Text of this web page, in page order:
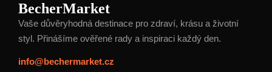
BecherMarket
Vaše důvěryhodná destinace pro zdraví, krásu a životní
styl. Přinášíme ověřené rady a inspiraci každý den.
info@bechermarket.cz